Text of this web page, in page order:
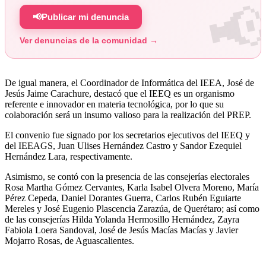
📢Publicar mi denuncia
Ver denuncias de la comunidad →
De igual manera, el Coordinador de Informática del IEEA, José de
Jesús Jaime Carachure, destacó que el IEEQ es un organismo
referente e innovador en materia tecnológica, por lo que su
colaboración será un insumo valioso para la realización del PREP.
El convenio fue signado por los secretarios ejecutivos del IEEQ y
del IEEAGS, Juan Ulises Hernández Castro y Sandor Ezequiel
Hernández Lara, respectivamente.
Asimismo, se contó con la presencia de las consejerías electorales
Rosa Martha Gómez Cervantes, Karla Isabel Olvera Moreno, María
Pérez Cepeda, Daniel Dorantes Guerra, Carlos Rubén Eguiarte
Mereles y José Eugenio Plascencia Zarazúa, de Querétaro; así como
de las consejerías Hilda Yolanda Hermosillo Hernández, Zayra
Fabiola Loera Sandoval, José de Jesús Macías Macías y Javier
Mojarro Rosas, de Aguascalientes.